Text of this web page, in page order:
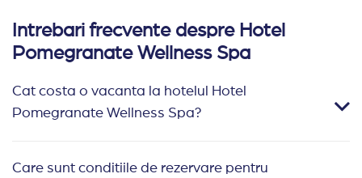
Intrebari frecvente despre Hotel
Pomegranate Wellness Spa
Cat costa o vacanta la hotelul Hotel
Pomegranate Wellness Spa?
Care sunt conditiile de rezervare pentru